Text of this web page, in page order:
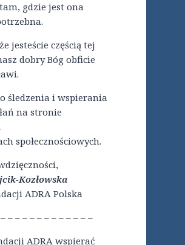
gdzie jest ona
jesteście częścią tej
dobry Bóg obficie
śledzenia i wspierania
na stronie
społecznościowych.
Kozłowska
ADRA Polska
– – – – – – – – – – – –
ADRA wspierać